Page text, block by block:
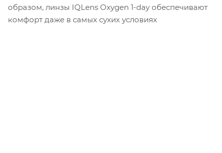
образом, линзы IQLens Oxygen 1-day обеспечивают
комфорт даже в самых сухих условиях